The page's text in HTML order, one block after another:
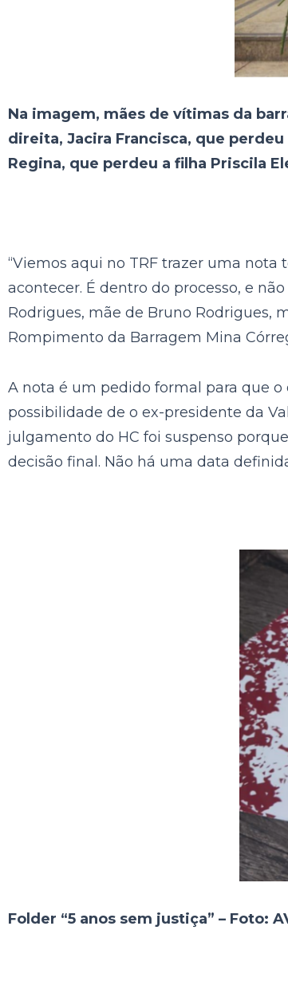
Na imagem, mães de vítimas da
direita, Jacira Francisca, que
Regina, que perdeu a filha Priscila
“Viemos aqui no TRF trazer uma nota
acontecer. É dentro do processo, e
Rodrigues, mãe de Bruno Rodrigues,
Rompimento da Barragem Mina
A nota é um pedido formal para que o
possibilidade de o ex-presidente da
julgamento do HC foi suspenso
decisão final. Não há uma data
Folder “5 anos sem justiça” – Foto: